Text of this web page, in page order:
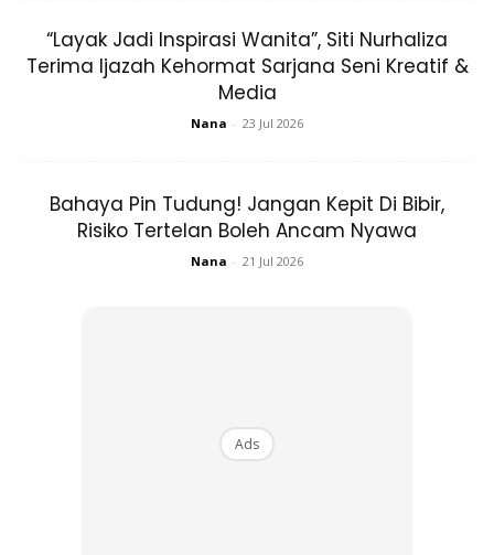
“Layak Jadi Inspirasi Wanita”, Siti Nurhaliza
Terima Ijazah Kehormat Sarjana Seni Kreatif &
Media
Nana - 23 Jul 2026
Bahaya Pin Tudung! Jangan Kepit Di Bibir,
Risiko Tertelan Boleh Ancam Nyawa
Nana - 21 Jul 2026
Ads